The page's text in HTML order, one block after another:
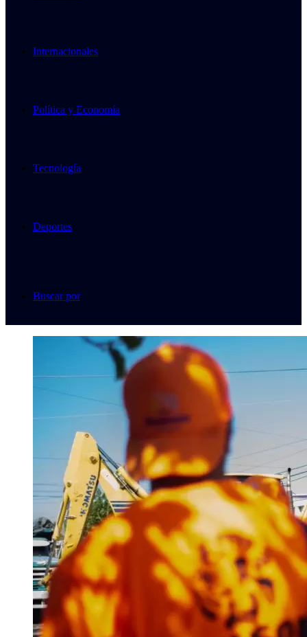
Internacionales
Política y Economía
Tecnología
Deportes
Buscar por